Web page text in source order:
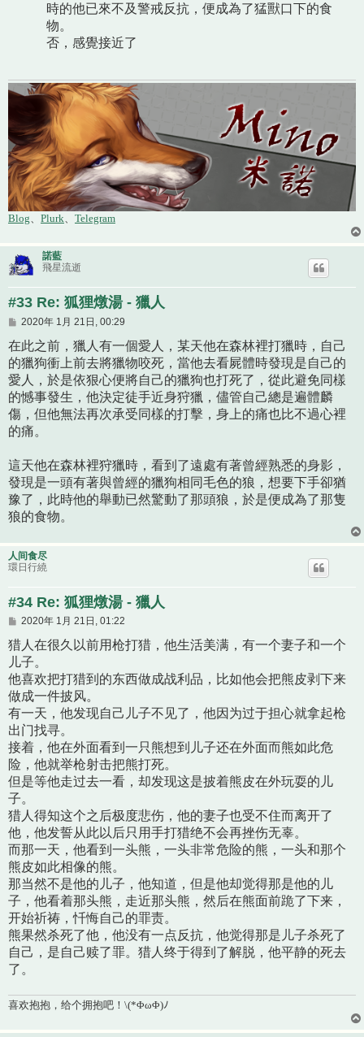
時的他已來不及警戒反抗，便成為了猛獸口下的食
物。
否，感覺接近了
Blog、 Plurk、 Telegram
諾藍
飛星流逝
#33 Re: 狐狸燉湯 - 獵人
文
2020年 1月 21日, 00:29
在此之前，獵人有一個愛人，某天他在森林裡打獵時，自己
的獵狗衝上前去將獵物咬死，當他去看屍體時發現是自己的
愛人，於是依狠心便將自己的獵狗也打死了，從此避免同樣
的憾事發生，他決定徒手近身狩獵，儘管自己總是遍體麟
傷，但他無法再次承受同樣的打擊，身上的痛也比不過心裡
的痛。
這天他在森林裡狩獵時，看到了遠處有著曾經熟悉的身影，
發現是一頭有著與曾經的獵狗相同毛色的狼，想要下手卻猶
豫了，此時他的舉動已然驚動了那頭狼，於是便成為了那隻
狼的食物。
人间食尽
環日行繞
#34 Re: 狐狸燉湯 - 獵人
文
2020年 1月 21日, 01:22
猎人在很久以前用枪打猎，他生活美满，有一个妻子和一个
儿子。
他喜欢把打猎到的东西做成战利品，比如他会把熊皮剥下来
做成一件披风。
有一天，他发现自己儿子不见了，他因为过于担心就拿起枪
出门找寻。
接着，他在外面看到一只熊想到儿子还在外面而熊如此危
险，他就举枪射击把熊打死。
但是等他走过去一看，却发现这是披着熊皮在外玩耍的儿
子。
猎人得知这个之后极度悲伤，他的妻子也受不住而离开了
他，他发誓从此以后只用手打猎绝不会再挫伤无辜。
而那一天，他看到一头熊，一头非常危险的熊，一头和那个
熊皮如此相像的熊。
那当然不是他的儿子，他知道，但是他却觉得那是他的儿
子，他看着那头熊，走近那头熊，然后在熊面前跪了下来，
开始祈祷，忏悔自己的罪责。
熊果然杀死了他，他没有一点反抗，他觉得那是儿子杀死了
自己，是自己赎了罪。猎人终于得到了解脱，他平静的死去
了。
喜欢抱抱，给个拥抱吧！\(*ΦωΦ)ﾉ